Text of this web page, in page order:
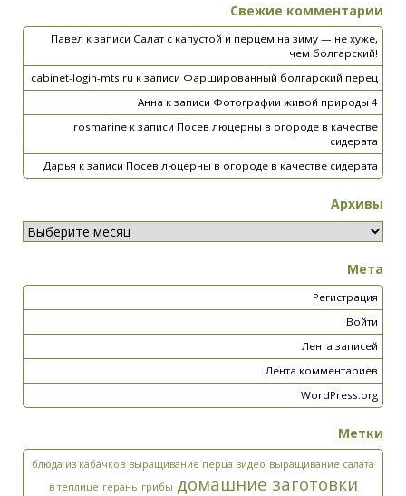
Свежие комментарии
Павел к записи Салат с капустой и перцем на зиму — не хуже,
чем болгарский!
cabinet-login-mts.ru к записи Фаршированный болгарский перец
Анна к записи Фотографии живой природы 4
rosmarine к записи Посев люцерны в огороде в качестве
сидерата
Дарья к записи Посев люцерны в огороде в качестве сидерата
Архивы
Мета
Регистрация
Войти
Лента записей
Лента комментариев
WordPress.org
Метки
блюда из кабачков выращивание перца видео выращивание салата
в теплице герань грибы домашние заготовки